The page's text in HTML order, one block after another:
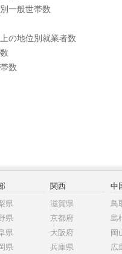
一般世帯数
の地位別就業者数
数
県
県
県
県
関西
滋賀県
京都府
大阪府
兵庫県
中
鳥
島
岡
広